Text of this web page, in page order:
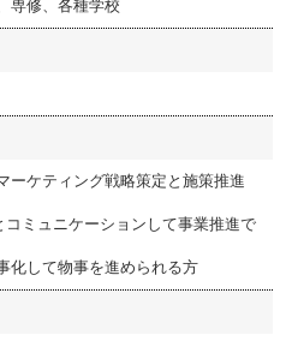
専修、各種学校
ーケティング戦略策定と施策推進
コミュニケーションして事業推進で
化して物事を進められる方